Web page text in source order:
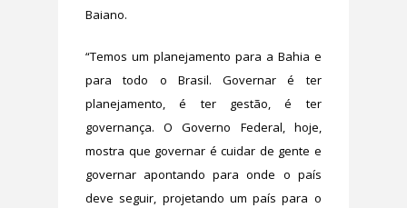
Baiano.
“Temos um planejamento para a Bahia e
para todo o Brasil. Governar é ter
planejamento, é ter gestão, é ter
governança. O Governo Federal, hoje,
mostra que governar é cuidar de gente e
governar apontando para onde o país
deve seguir, projetando um país para o